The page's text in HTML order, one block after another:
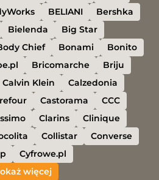
BELIANI
Bershka
Bielenda
Big Star
Chief Bonami
Bonito
Bricomarche
Briju
Calvin Klein
Calzedonia
Castorama
CCC
Clarins
Clinique
Collistar
Converse
Cyfrowe.pl
więcej